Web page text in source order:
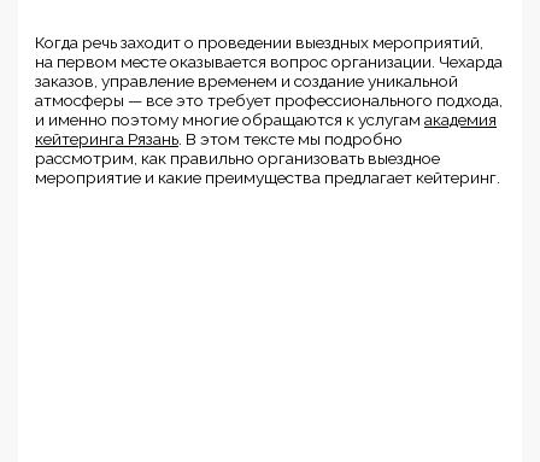
Когда речь заходит о проведении выездных мероприятий,
на первом месте оказывается вопрос организации. Чехарда
заказов, управление временем и создание уникальной
атмосферы — все это требует профессионального подхода,
и именно поэтому многие обращаются к услугамакадемия
кейтеринга Рязань. В этом тексте мы подробно
рассмотрим, как правильно организовать выездное
мероприятие и какие преимущества предлагает кейтеринг.